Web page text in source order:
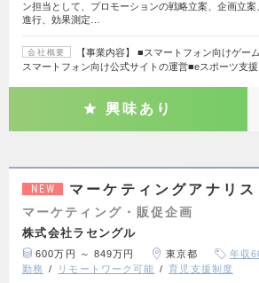
ン担当として、プロモーションの戦略立案、企画立案
進行、効果測定…
会社概要
【事業内容】 ■スマートフォン向けゲー
スマートフォン向け公式サイトの運営■eスポーツ支
興味あり
NEW マーケティングアナリス
マーケティング・販促企画
株式会社ラセングル
600万円 ～ 849万円 東京都 年収
勤務
リモートワーク可能 育児支援制度